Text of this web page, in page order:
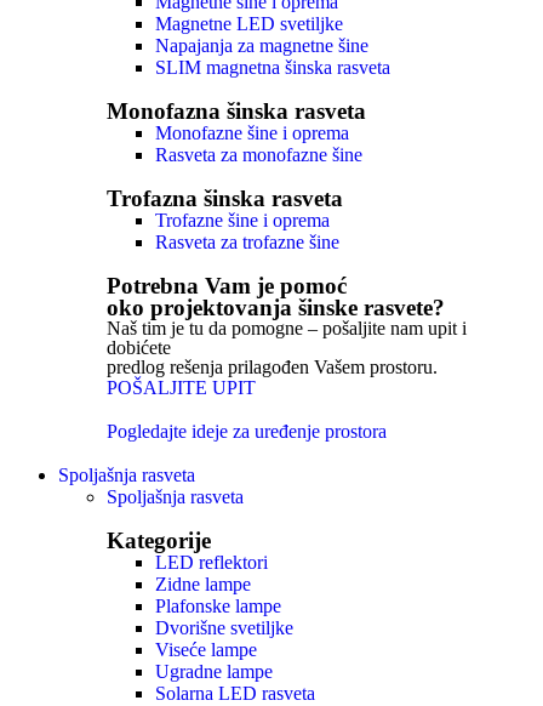
Magnetne LED svetiljke
Napajanja za magnetne šine
SLIM magnetna šinska rasveta
Monofazna šinska rasveta
Monofazne šine i oprema
Rasveta za monofazne šine
Trofazna šinska rasveta
Trofazne šine i oprema
Rasveta za trofazne šine
Potrebna Vam je pomoć
oko projektovanja šinske rasvete?
Naš tim je tu da pomogne – pošaljite nam upit i
dobićete
predlog rešenja prilagođen Vašem prostoru.
POŠALJITE UPIT
Pogledajte ideje za uređenje prostora
Spoljašnja rasveta
Spoljašnja rasveta
Kategorije
LED reflektori
Zidne lampe
Plafonske lampe
Dvorišne svetiljke
Viseće lampe
Ugradne lampe
Solarna LED rasveta